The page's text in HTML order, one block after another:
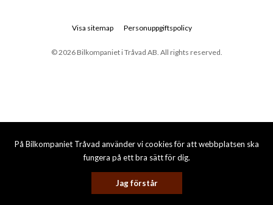
På Bilkompaniet Tråvad använder vi cookies för att webbplatsen ska
fungera på ett bra sätt för dig.
Jag förstår
© 2026 Bilkompaniet i Tråvad AB. All rights reserved.
Visa sitemap Personuppgiftspolicy